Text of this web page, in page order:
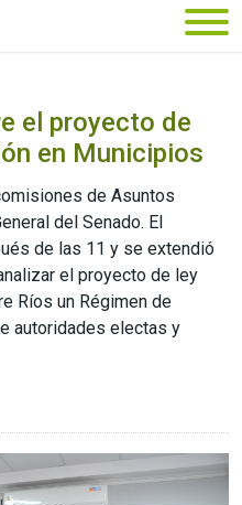
el proyecto de
en Municipios
de Asuntos
del Senado. El
de las 11 y se extendió
el proyecto de ley
Ríos un Régimen de
autoridades electas y